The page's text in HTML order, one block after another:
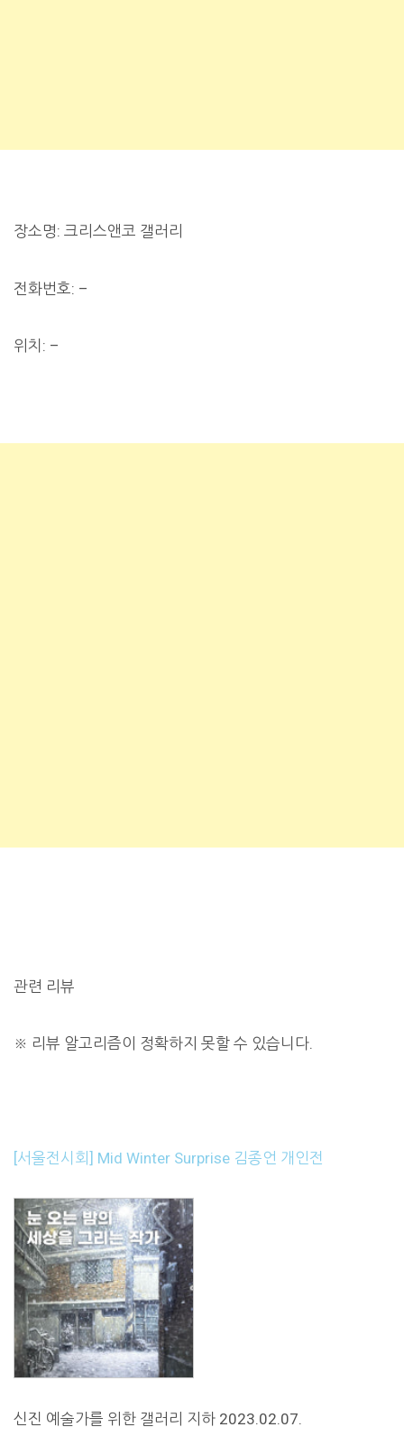
장소명: 크리스앤코 갤러리
전화번호: –
위치: –
관련 리뷰
※ 리뷰 알고리즘이 정확하지 못할 수 있습니다.
[서울전시회] Mid Winter Surprise 김종언 개인전
신진 예술가를 위한 갤러리 지하 2023.02.07.